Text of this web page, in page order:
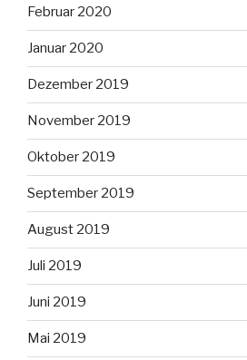
Februar 2020
Januar 2020
Dezember 2019
November 2019
Oktober 2019
September 2019
August 2019
Juli 2019
Juni 2019
Mai 2019